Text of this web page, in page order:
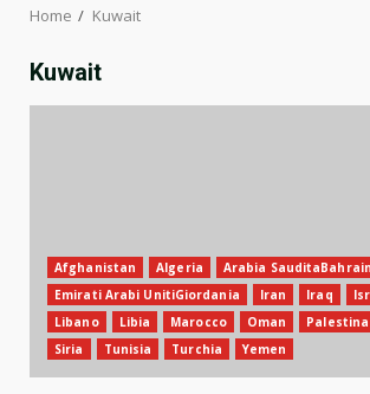
Home Kuwait
Kuwait
Afghanistan Algeria Arabia SauditaBahrain
Emirati Arabi UnitiGiordania
Iran Iraq
Libano
Libia Marocco Oman Palestina
Siria
Tunisia Turchia Yemen